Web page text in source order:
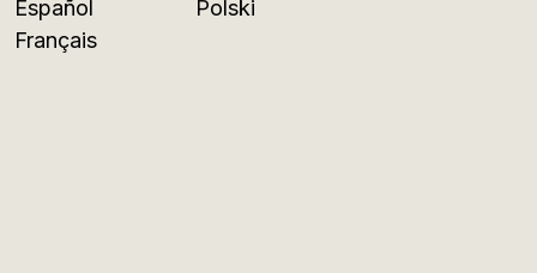
Español
Français
Polski